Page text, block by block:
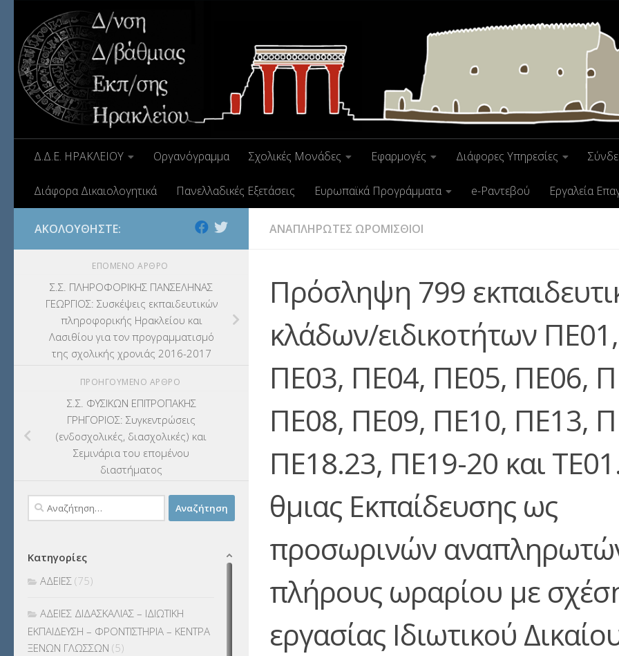
Δ.Δ.Ε. ΗΡΑΚΛΕΙΟΥ Οργανόγραμμα Σχολικές Μονάδες Εφαρμογές Διάφορες Υπηρεσίες
Διάφορα Δικαιολογητικά Πανελλαδικές Εξετάσεις Ευρωπαϊκά Προγράμματα e-Ραντεβού Εργαλεία
ΑΝΑΠΛΗΡΩΤΕΣ ΩΡΟΜΙΣΘΙΟΙ
Πρόσληψη 799
κλάδων/ειδικοτήτων
ΠΕ03, ΠΕ04, ΠΕ05, ΠΕ06,
ΠΕ08, ΠΕ09, ΠΕ10, ΠΕ13,
ΠΕ18.23, ΠΕ19-20 και
θμιας Εκπαίδευσης ως
προσωρινών
πλήρους ωραρίου με
εργασίας Ιδιωτικού
ΑΚΟΛΟΥΘΉΣΤΕ:
ΕΠΌΜΕΝΟ ΆΡΘΡΟ
Σ.Σ. ΠΛΗΡΟΦΟΡΙΚΗΣ ΠΑΝΣΕΛΗΝΑΣ
ΓΕΩΡΓΙΟΣ: Συσκέψεις εκπαιδευτικών
πληροφορικής Ηρακλείου και
Λασιθίου για τον προγραμματισμό
της σχολικής χρονιάς 2016-2017
ΠΡΟΗΓΟΎΜΕΝΟ ΆΡΘΡΟ
Σ.Σ. ΦΥΣΙΚΩΝ ΕΠΙΤΡΟΠΑΚΗΣ
ΓΡΗΓΟΡΙΟΣ: Συγκεντρώσεις
(ενδοσχολικές, διασχολικές) και
Σεμινάρια του επομένου
διαστήματος
Αναζήτηση
για:
Κατηγορίες
ΑΔΕΙΕΣ (75)
ΑΔΕΙΕΣ ΔΙΔΑΣΚΑΛΙΑΣ – ΙΔΙΩΤΙΚΗ
ΕΚΠΑΙΔΕΥΣΗ – ΦΡΟΝΤΙΣΤΗΡΙΑ – ΚΕΝΤΡΑ
ΞΕΝΩΝ ΓΛΩΣΣΩΝ (5)